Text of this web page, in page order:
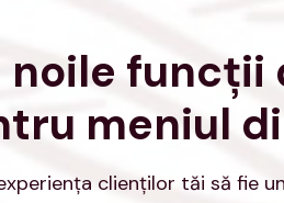
noile funcţii
meniul
clienţilor tăi să fie